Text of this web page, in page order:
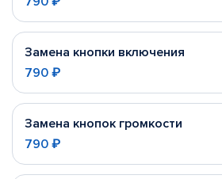
Замена кнопки включения
790 ₽
Замена кнопок громкости
790 ₽